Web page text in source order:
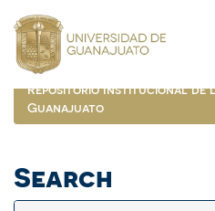
navigation
Repositorio Institucional de
Guanajuato
Search